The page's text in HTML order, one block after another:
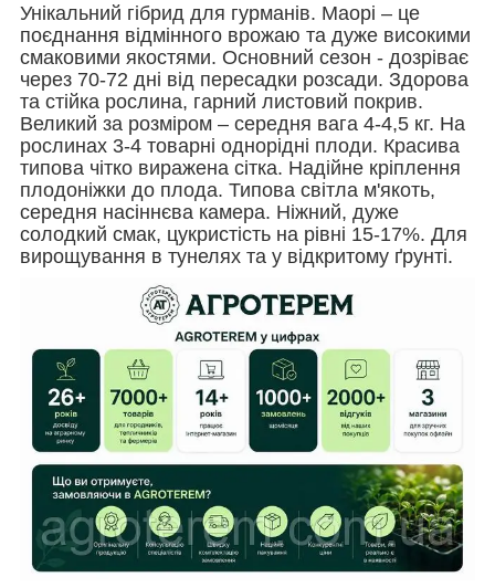
Унікальний гібрид для гурманів. Маорі – це
поєднання відмінного врожаю та дуже високими
смаковими якостями. Основний сезон - дозріває
через 70-72 дні від пересадки розсади. Здорова
та стійка рослина, гарний листовий покрив.
Великий за розміром – середня вага 4-4,5 кг. На
рослинах 3-4 товарні однорідні плоди. Красива
типова чітко виражена сітка. Надійне кріплення
плодоніжки до плода. Типова світла м'якоть,
середня насіннєва камера. Ніжний, дуже
солодкий смак, цукристість на рівні 15-17%. Для
вирощування в тунелях та у відкритому ґрунті.